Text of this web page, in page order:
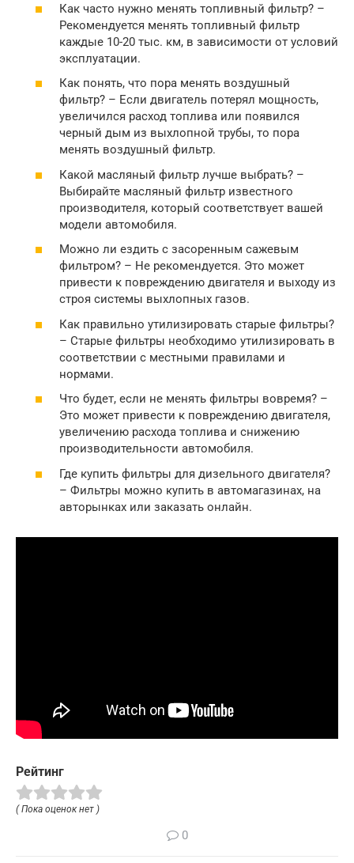
Как часто нужно менять топливный фильтр? –
Рекомендуется менять топливный фильтр
каждые 10-20 тыс. км, в зависимости от условий
эксплуатации.
Как понять, что пора менять воздушный
фильтр? – Если двигатель потерял мощность,
увеличился расход топлива или появился
черный дым из выхлопной трубы, то пора
менять воздушный фильтр.
Какой масляный фильтр лучше выбрать? –
Выбирайте масляный фильтр известного
производителя, который соответствует вашей
модели автомобиля.
Можно ли ездить с засоренным сажевым
фильтром? – Не рекомендуется. Это может
привести к повреждению двигателя и выходу из
строя системы выхлопных газов.
Как правильно утилизировать старые фильтры?
– Старые фильтры необходимо утилизировать в
соответствии с местными правилами и
нормами.
Что будет, если не менять фильтры вовремя? –
Это может привести к повреждению двигателя,
увеличению расхода топлива и снижению
производительности автомобиля.
Где купить фильтры для дизельного двигателя?
– Фильтры можно купить в автомагазинах, на
авторынках или заказать онлайн.
Рейтинг
( Пока оценок нет )
0